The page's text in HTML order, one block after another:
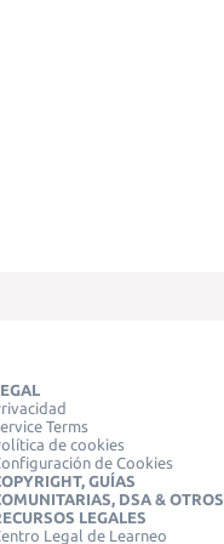
Terms
de cookies
de Cookies
GUÍAS
DSA & OTROS
LEGALES
Legal de Learneo